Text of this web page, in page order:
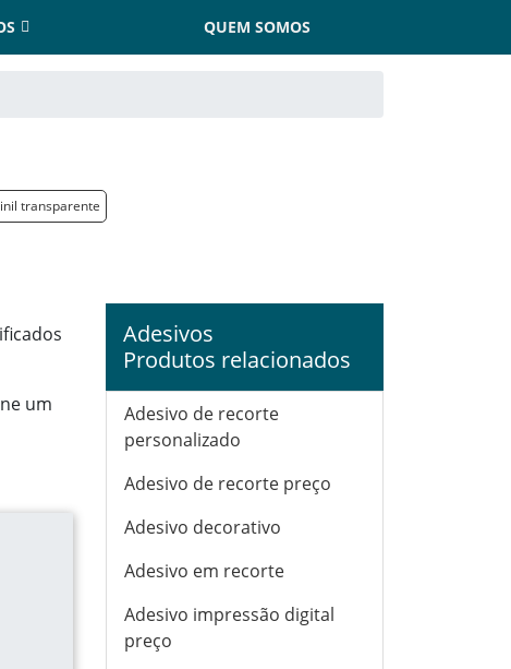
QUEM SOMOS
transparente
um
Adesivos
Produtos relacionados
Adesivo de recorte
personalizado
Adesivo de recorte preço
Adesivo decorativo
Adesivo em recorte
Adesivo impressão digital
preço